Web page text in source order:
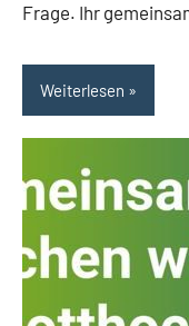
Frage. Ihr
Weiterlesen